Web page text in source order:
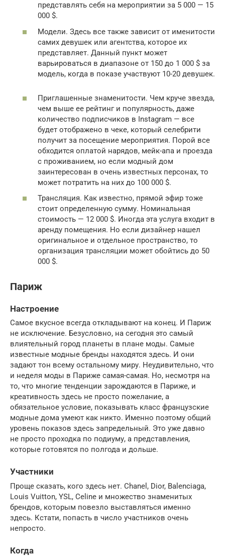
представлять себя на мероприятии за 5 000 — 15
000 $.
Модели. Здесь все также зависит от именитости
самих девушек или агентства, которое их
представляет. Данный пункт может
варьироваться в диапазоне от 150 до 1 000 $ за
модель, когда в показе участвуют 10-20 девушек.
Приглашенные знаменитости. Чем круче звезда,
чем выше ее рейтинг и популярность, даже
количество подписчиков в Instagram — все
будет отображено в чеке, который селебрити
получит за посещение мероприятия. Порой все
обходится оплатой нарядов, мейк-апа и проезда
с проживанием, но если модный дом
заинтересован в очень известных персонах, то
может потратить на них до 100 000 $.
Трансляция. Как известно, прямой эфир тоже
стоит определенную сумму. Номинальная
стоимость — 12 000 $. Иногда эта услуга входит в
аренду помещения. Но если дизайнер нашел
оригинальное и отдельное пространство, то
организация трансляции может обойтись до 50
000 $.
Париж
Настроение
Самое вкусное всегда откладывают на конец. И Париж
не исключение. Безусловно, на сегодня это самый
влиятельный город планеты в плане моды. Самые
известные модные бренды находятся здесь. И они
задают тон всему остальному миру. Неудивительно, что
и неделя моды в Париже самая-самая. Но, несмотря на
то, что многие тенденции зарождаются в Париже, и
креативность здесь не просто пожелание, а
обязательное условие, показывать класс французские
модные дома умеют как никто. Именно поэтому общий
уровень показов здесь запредельный. Это уже давно
не просто проходка по подиуму, а представления,
которые готовятся по полгода и дольше.
Участники
Проще сказать, кого здесь нет. Chanel, Dior, Balenciaga,
Louis Vuitton, YSL, Celine и множество знаменитых
брендов, которым повезло выставляться именно
здесь. Кстати, попасть в число участников очень
непросто.
Когда